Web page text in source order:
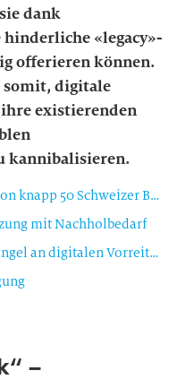
dank
«legacy»-
offerieren können.
somit, digitale
existierenden
kannibalisieren.
„digital pulse check“ – Befragung von knapp 50 Schweizer Banken in Zusammenarbeit mit dem SFI
mit Nachholbedarf
„digital pulse check“ deutet auf Mangel an digitalen Vorreitern unter Führungskräften und Mitarbeitenden hin
–